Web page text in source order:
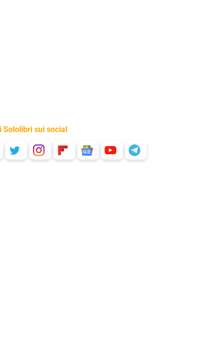
Sololibri sui social